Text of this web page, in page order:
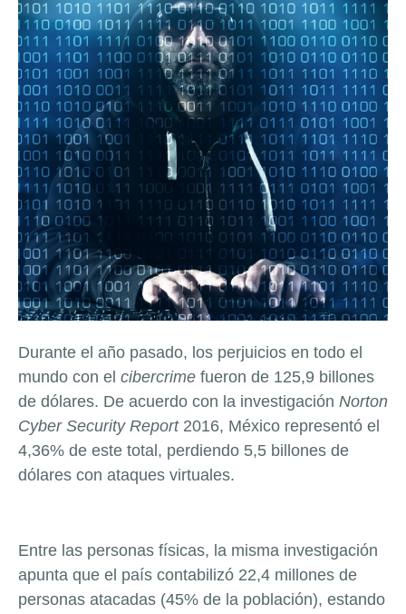
Durante el año pasado, los perjuicios en todo el
mundo con el cibercrime fueron de 125,9 billones
de dólares. De acuerdo con la investigación Norton
Cyber Security Report2016, México representó el
4,36% de este total, perdiendo 5,5 billones de
dólares con ataques virtuales.
Entre las personas físicas, la misma investigación
apunta que el país contabilizó 22,4 millones de
personas atacadas (45% de la población), estando